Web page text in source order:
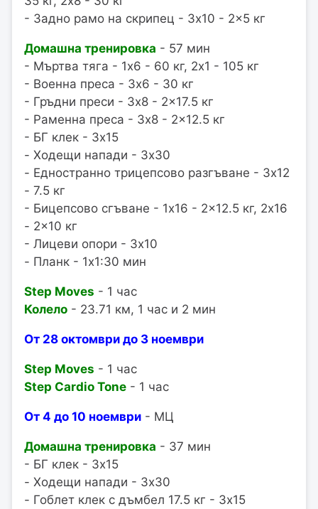
- Задно рамо на скрипец - 3x10 - 2x5 кг
Домашна тренировка - 57 мин
- Мъртва тяга - 1x6 - 60 кг, 2x1 - 105 кг
- Военна преса - 3x6 - 30 кг
- Гръдни преси - 3x8 - 2x17.5 кг
- Раменна преса - 3x8 - 2x12.5 кг
- БГ клек - 3x15
- Ходещи напади - 3x30
- Едностранно трицепсово разгъване - 3x12
- 7.5 кг
- Бицепсово сгъване - 1x16 - 2x12.5 кг, 2x16
- 2x10 кг
- Лицеви опори - 3x10
- Планк - 1x1:30 мин
Step Moves - 1 час
Колело - 23.71 км, 1 час и 2 мин
От 28 октомври до 3 ноември
Step Moves - 1 час
Step Cardio Tone - 1 час
От 4 до 10 ноември - МЦ
Домашна тренировка - 37 мин
- БГ клек - 3x15
- Ходещи напади - 3x30
- Гоблет клек с дъмбел 17.5 кг - 3x15